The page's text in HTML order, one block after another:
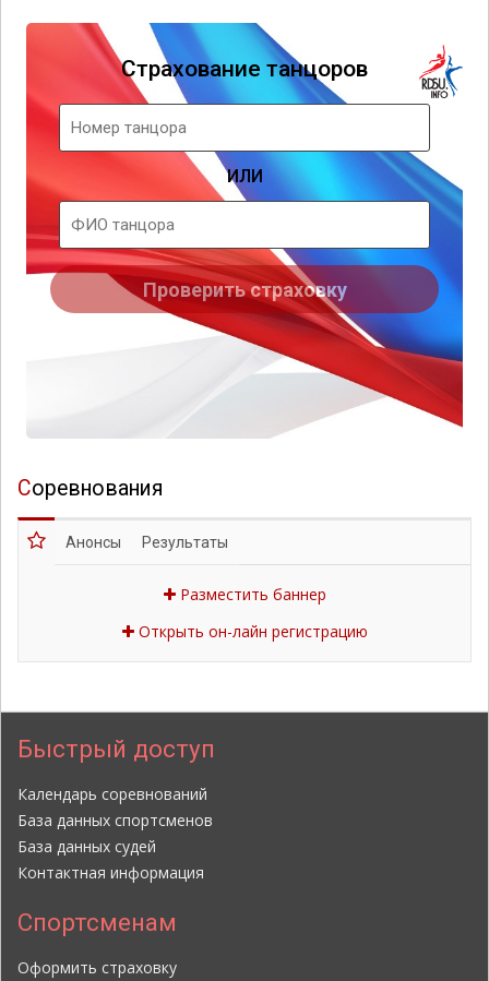
Соревнования
Анонсы Результаты
Разместить баннер
Открыть он-лайн регистрацию
Быстрый доступ
Календарь соревнований
База данных спортсменов
База данных судей
Контактная информация
Спортсменам
Оформить страховку